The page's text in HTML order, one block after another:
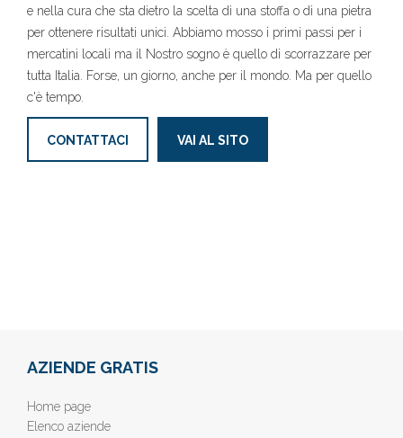
e nella cura che sta dietro la scelta di una stoffa o di una pietra
per ottenere risultati unici. Abbiamo mosso i primi passi per i
mercatini locali ma il Nostro sogno è quello di scorrazzare per
tutta Italia. Forse, un giorno, anche per il mondo. Ma per quello
c'è tempo.
CONTATTACI VAI AL SITO
AZIENDE GRATIS
Home page
Elenco aziende